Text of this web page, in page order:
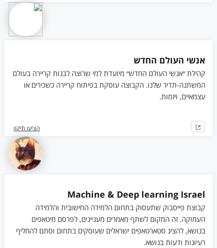
אנשי העולם החדש
קהילת ״אנשי העולם החדש״ מיועדת למי שרוצה לבנות קריירה בעולם
המשתנה-תדיר שלנו. הקבוצה עוסקת בפיתוח קריירה כשכירים או
עצמאיים, ויזמות.
הציעו תיקון
Machine & Deep learning Israel
קבוצת פייסבוק שתעסוק בתחום הלמידה החישובית והלמידה
העמוקה. זה המקום לשתף מאמרים מעניינים, לפרסם מיטאפים
בנושא, להציג סטארטאפים ישראלים שעוסקים בתחום וסתם להחליף
רעיונות ודעות בנושא.